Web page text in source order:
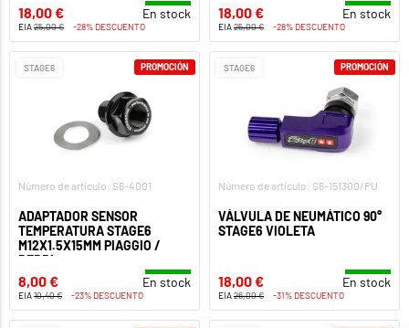
18,00 € En stock
EIA25,00 € -28% DESCUENTO
18,00 € En stock
EIA25,00 € -28% DESCUENTO
STAGE6
Número de artículo: S6-4001
ADAPTADOR SENSOR
TEMPERATURA STAGE6
M12X1.5X15MM PIAGGIO /
DERBI
8,00 € En stock
EIA10,40 € -23% DESCUENTO
PROMOCIÓN STAGE6
Número de artículo: S6-151300/PU
VÁLVULA DE NEUMÁTICO 90°
STAGE6 VIOLETA
18,00 € En stock
EIA26,00 € -31% DESCUENTO
PROMOCIÓN